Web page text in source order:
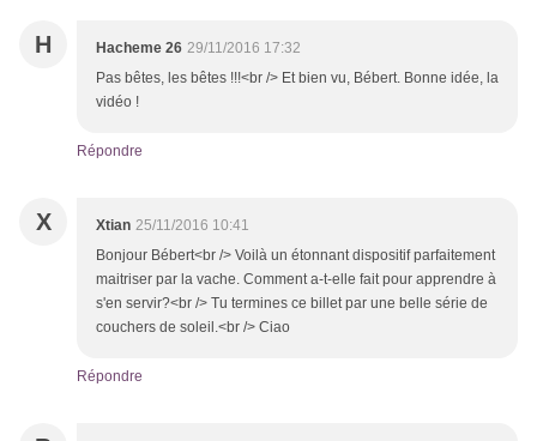
H Hacheme 26 29/11/2016 17:32
Pas bêtes, les bêtes !!!<br /> Et bien vu, Bébert. Bonne idée, la
vidéo !
Répondre
X Xtian 25/11/2016 10:41
Bonjour Bébert<br /> Voilà un étonnant dispositif parfaitement
maitriser par la vache. Comment a-t-elle fait pour apprendre à
s'en servir?<br /> Tu termines ce billet par une belle série de
couchers de soleil.<br /> Ciao
Répondre